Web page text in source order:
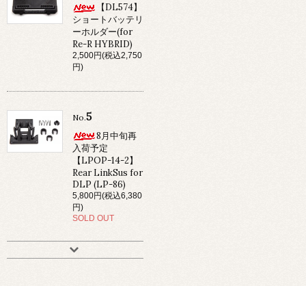
【DL574】
ショートバッテリ
ーホルダー(for
Re-R HYBRID)
2,500円(税込2,750
円)
No.5
8月中旬再
入荷予定
【LPOP-14-2】
Rear LinkSus for
DLP (LP-86)
5,800円(税込6,380
円)
SOLD OUT